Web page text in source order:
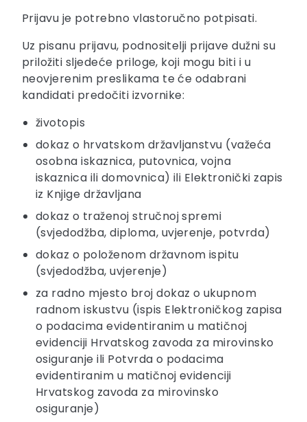
Prijavu je potrebno vlastoručno potpisati.
Uz pisanu prijavu, podnositelji prijave dužni su
priložiti sljedeće priloge, koji mogu biti i u
neovjerenim preslikama te će odabrani
kandidati predočiti izvornike:
životopis
dokaz o hrvatskom državljanstvu (važeća
osobna iskaznica, putovnica, vojna
iskaznica ili domovnica) ili Elektronički zapis
iz Knjige državljana
dokaz o traženoj stručnoj spremi
(svjedodžba, diploma, uvjerenje, potvrda)
dokaz o položenom državnom ispitu
(svjedodžba, uvjerenje)
za radno mjesto broj dokaz o ukupnom
radnom iskustvu (ispis Elektroničkog zapisa
o podacima evidentiranim u matičnoj
evidenciji Hrvatskog zavoda za mirovinsko
osiguranje ili Potvrda o podacima
evidentiranim u matičnoj evidenciji
Hrvatskog zavoda za mirovinsko
osiguranje)